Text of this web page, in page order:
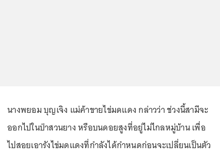
นางพยอม บุญเจิง แม่ค้าขายไข่มดแดง กล่าวว่า ช่วงนี้สามีจะ
ออกไปในป่าสวนยาง หรือบนดอยสูงที่อยู่ไม่ไกลหมู่บ้าน เพื่อ
ไปสอยเอารังไข่มดแดงที่กำลังได้กำหนดก่อนจะเปลี่ยนเป็นตัว